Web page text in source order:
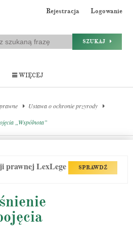
Rejestracja Logowanie
SZUKAJ
WIĘCEJ
Ustawa o ochronie przyrody
„Wspólnota”
prawnej LexLege SPRAWDŹ